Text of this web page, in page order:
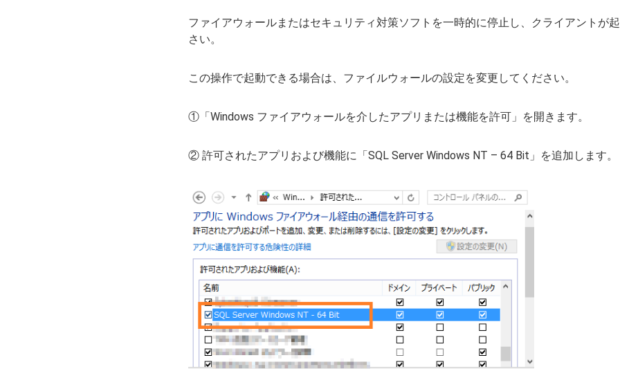
ファイアウォールまたはセキュリティ対策ソフトを一時的に停止し、クライアントが
さい。
この操作で起動できる場合は、ファイルウォールの設定を変更してください。
①「Windows ファイアウォールを介したアプリまたは機能を許可」を開きます。
② 許可されたアプリおよび機能に「SQL Server Windows NT – 64 Bit」を追加します。